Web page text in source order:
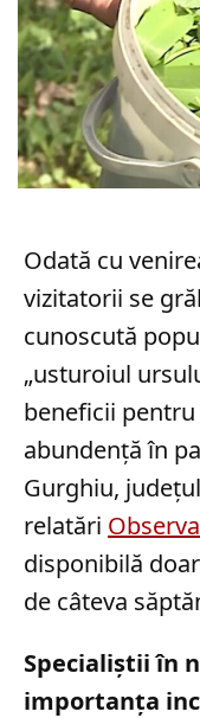
Odată cu
vizitatorii se
cunoscută
„usturoiul
beneficii
abundență în
Gurghiu,
relatări
disponibilă
de câteva
Specialiștii în
importanța